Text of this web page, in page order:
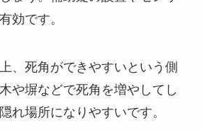
効です。
、死角ができやすいという側
や塀などで死角を増やしてし
れ場所になりやすいです。